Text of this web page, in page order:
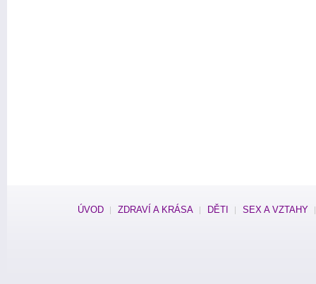
ÚVOD ZDRAVÍ A KRÁSA DĚTI SEX A VZTAHY